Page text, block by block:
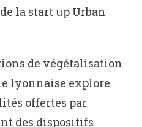
la start up Urban
de végétalisation
lyonnaise explore
offertes par
des dispositifs